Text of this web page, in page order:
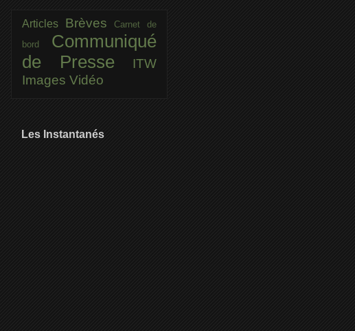
Articles BrèvesCarnet de
bord Communiqué
de Presse
ITW
Images Vidéo
Les Instantanés